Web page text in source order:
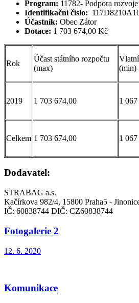
Program: 11782- Podpora
Identifikační číslo:
Účastník: Obec Zátor
Dotace: 1 703 674,00 Kč
Rok
Účast státního rozpočtu
(max)
(min)
2019 1 703 674,00 1
Celkem 1 703 674,00 1
Dodavatel:
STRABAG a.s.
Kačírkova 982/4, 15800 Praha5 -
IČ: 60838744 DIČ: CZ60838744
Fotogalerie 2
12. 6. 2020
Komunikace